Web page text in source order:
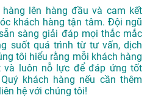
lên hàng đầu và cam kết
khách hàng tận tâm. Đội ngũ
sàng giải đáp mọi thắc mắc
suốt quá trình từ tư vấn, dịch
tôi hiểu rằng mỗi khách hàng
và luôn nỗ lực để đáp ứng tốt
khách hàng nếu cần thêm
hệ với chúng tôi!